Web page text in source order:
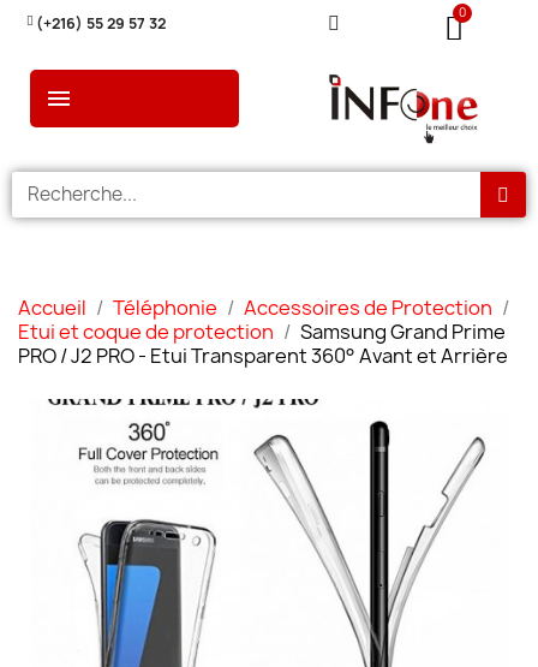
(+216) 55 29 57 32
Accueil Téléphonie
Accessoires de Protection
Etui et coque de protection
Samsung Grand Prime
PRO / J2 PRO - Etui Transparent 360° Avant et Arrière